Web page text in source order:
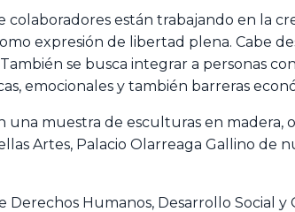
están trabajando en la
expresión de libertad plena. Cabe
se busca integrar a personas
emocionales y también barreras
muestra de esculturas en madera,
Artes, Palacio Olarreaga Gallino
Derechos Humanos, Desarrollo Social